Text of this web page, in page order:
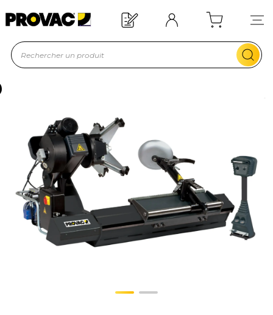
Offre de bienvenue : 20€ offerts !
En savoir plus